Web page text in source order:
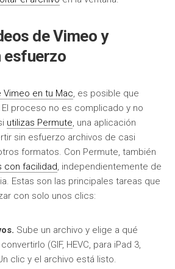
de Vimeo y
esfuerzo
en tu Mac, es posible que
proceso no es complicado y no
utilizas Permute, una aplicación
sin esfuerzo archivos de casi
formatos. Con Permute, también
con facilidad, independientemente de
Estas son las principales tareas que
con solo unos clics:
Sube un archivo y elige a qué
(GIF, HEVC, para iPad 3,
clic y el archivo está listo.